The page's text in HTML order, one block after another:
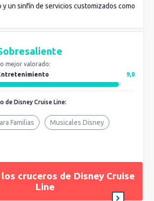
y un sinfín de servicios customizados como
de Stars Wars, Marvel o Frozen. Tanto los
y
Fantasy, mantienen este sello y el
de Orlando, añadiendo
jacuzzis... En la actualidad está
la mejor compañía de cruceros del
en familia
mejor valorado:
9,8
de Disney Cruise Line:
Familias Musicales Disney
cruceros de Disney Cruise
Line